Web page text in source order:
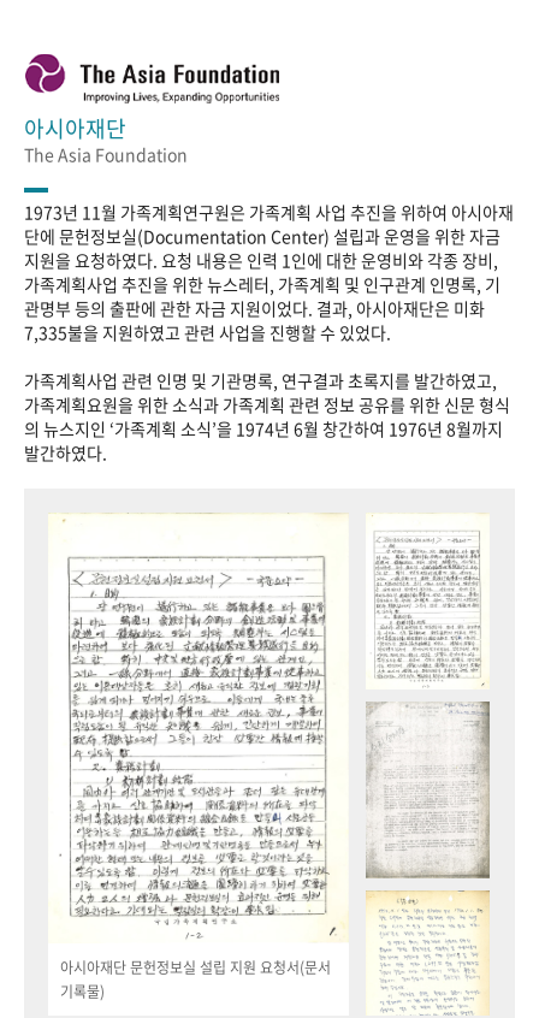
아시아재단
The Asia Foundation
1973년 11월 가족계획연구원은 가족계획 사업 추진을 위하여 아시아재
단에 문헌정보실(Documentation Center) 설립과 운영을 위한 자금
지원을 요청하였다. 요청 내용은 인력 1인에 대한 운영비와 각종 장비,
가족계획사업 추진을 위한 뉴스레터, 가족계획 및 인구관계 인명록, 기
관명부 등의 출판에 관한 자금 지원이었다. 결과, 아시아재단은 미화
7,335불을 지원하였고 관련 사업을 진행할 수 있었다.
가족계획사업 관련 인명 및 기관명록, 연구결과 초록지를 발간하였고,
가족계획요원을 위한 소식과 가족계획 관련 정보 공유를 위한 신문 형식
의 뉴스지인 ‘가족계획 소식’을 1974년 6월 창간하여 1976년 8월까지
발간하였다.
아시아재단 문헌정보실 설립 지원 요청서(문서
기록물)